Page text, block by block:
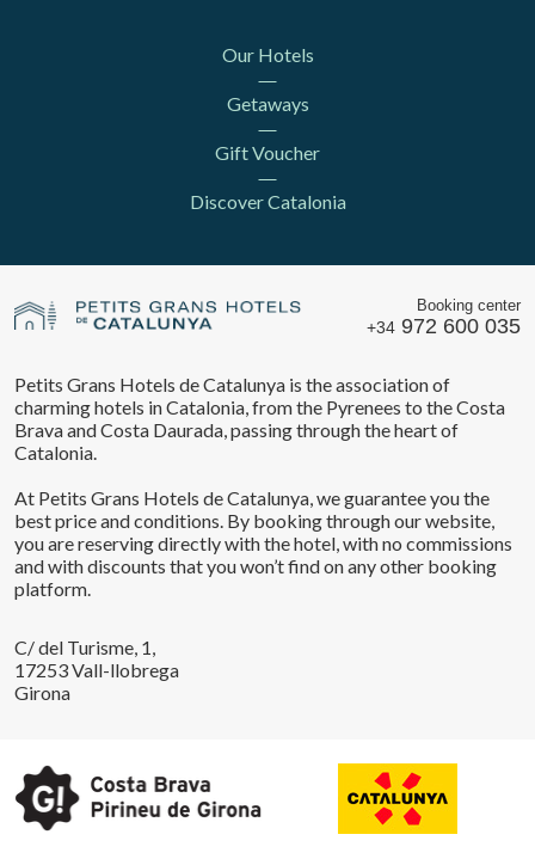
Our Hotels
Getaways
Gift Voucher
Discover Catalonia
Booking center
+34 972 600 035
Petits Grans Hotels de Catalunya is the association of
charming hotels in Catalonia, from the Pyrenees to the Costa
Brava and Costa Daurada, passing through the heart of
Catalonia.
At Petits Grans Hotels de Catalunya, we guarantee you the
best price and conditions. By booking through our website,
you are reserving directly with the hotel, with no commissions
and with discounts that you won’t find on any other booking
platform.
C/ del Turisme, 1,
17253 Vall-llobrega
Girona